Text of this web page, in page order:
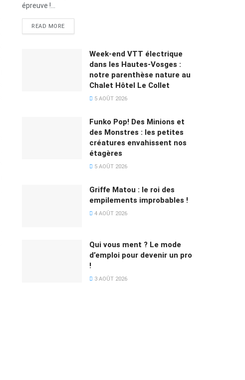
épreuve !...
READ MORE
Week-end VTT électrique
dans les Hautes-Vosges :
notre parenthèse nature au
Chalet Hôtel Le Collet
5 AOÛT 2026
Funko Pop! Des Minions et
des Monstres : les petites
créatures envahissent nos
étagères
5 AOÛT 2026
Griffe Matou : le roi des
empilements improbables !
4 AOÛT 2026
Qui vous ment ? Le mode
d’emploi pour devenir un pro
!
3 AOÛT 2026